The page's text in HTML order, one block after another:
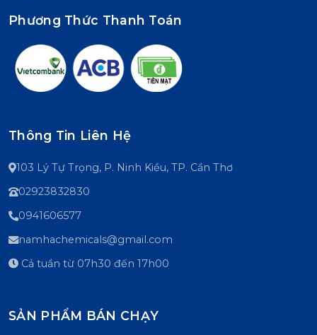
Phương Thức Thanh Toán
Thông Tin Liên Hệ
103 Lý Tự Trọng, P. Ninh Kiều, TP. Cần Thơ
02923832830
0941606577
namhachemicals@gmail.com
Cả tuần từ 07h30 đến 17h00
SẢN PHẨM BÁN CHẠY